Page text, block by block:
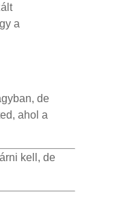
a
de
ahol a
kell, de